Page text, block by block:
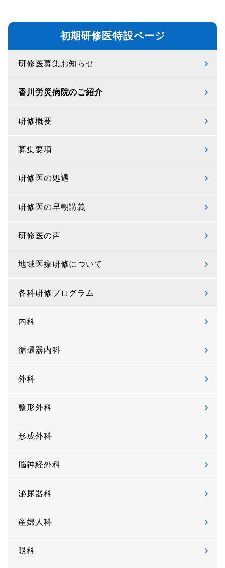
初期研修医特設ページ
研修医募集お知らせ
香川労災病院のご紹介
研修概要
募集要項
研修医の処遇
研修医の早朝講義
研修医の声
地域医療研修について
各科研修プログラム
内科
循環器内科
外科
整形外科
形成外科
脳神経外科
泌尿器科
産婦人科
眼科